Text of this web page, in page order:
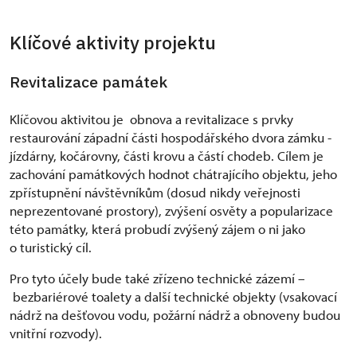
Klíčové aktivity projektu
Revitalizace památek
Klíčovou aktivitou je obnova a revitalizace s prvky
restaurování západní části hospodářského dvora zámku -
jízdárny, kočárovny, části krovu a částí chodeb. Cílem je
zachování památkových hodnot chátrajícího objektu, jeho
zpřístupnění návštěvníkům (dosud nikdy veřejnosti
neprezentované prostory), zvýšení osvěty a popularizace
této památky, která probudí zvýšený zájem o ni jako
o turistický cíl.
Pro tyto účely bude také zřízeno technické zázemí –
bezbariérové toalety a další technické objekty (vsakovací
nádrž na dešťovou vodu, požární nádrž a obnoveny budou
vnitřní rozvody).